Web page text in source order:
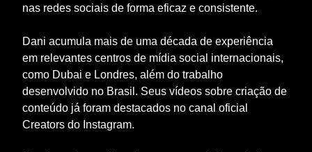
nas redes sociais de forma eficaz e consistente.
Dani acumula mais de uma década de experiência
em relevantes centros de mídia social internacionais,
como Dubai e Londres, além do trabalho
desenvolvido no Brasil. Seus vídeos sobre criação de
conteúdo já foram destacados no canal oficial
Creators do Instagram.